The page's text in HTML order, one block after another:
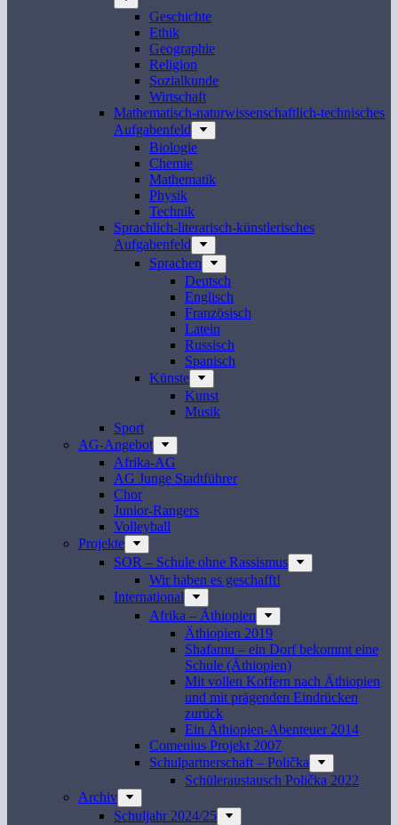
Geschichte
Ethik
Geographie
Religion
Sozialkunde
Wirtschaft
Mathematisch-naturwissenschaftlich-technisches
Aufgabenfeld
Biologie
Chemie
Mathematik
Physik
Technik
Sprachlich-literarisch-künstlerisches
Aufgabenfeld
Sprachen
Deutsch
Englisch
Französisch
Latein
Russisch
Spanisch
Künste
Kunst
Musik
Sport
AG-Angebot
Afrika-AG
AG Junge Stadtführer
Chor
Junior-Rangers
Volleyball
Projekte
SOR – Schule ohne Rassismus
Wir haben es geschafft!
International
Afrika – Äthiopien
Äthiopien 2019
Shafamu – ein Dorf bekommt eine
Schule (Äthiopien)
Mit vollen Koffern nach Äthiopien
und mit prägenden Eindrücken
zurück
Ein Äthiopien-Abenteuer 2014
Comenius Projekt 2007
Schulpartnerschaft – Polička
Schüleraustausch Polička 2022
Archiv
Schuljahr 2024/25